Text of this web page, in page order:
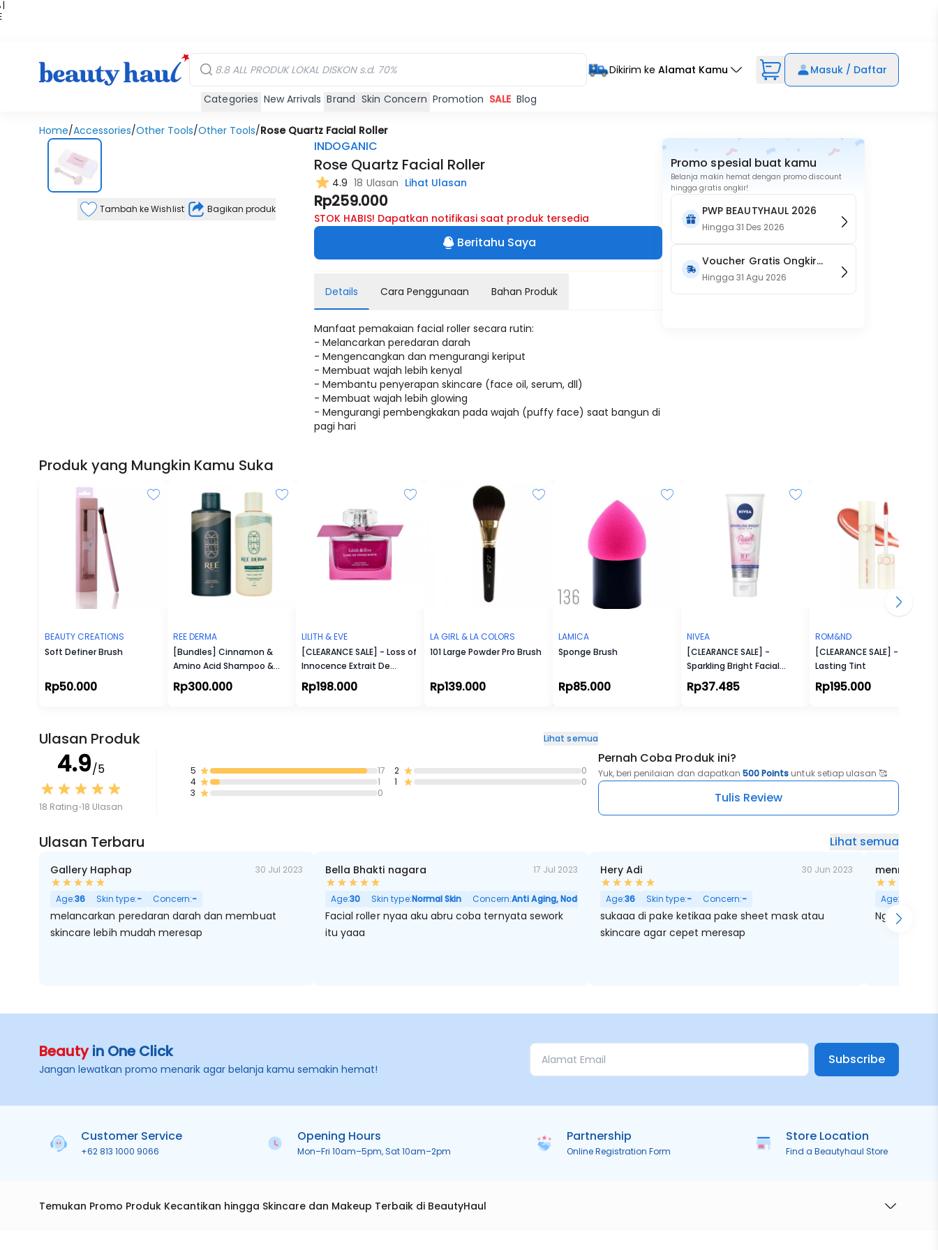
|
Dikirim ke Alamat Kamu Masuk / Daftar
Categories New Arrivals Brand Skin Concern Promotion SALE Blog
Home/Accessories/Other Tools/Other Tools/Rose Quartz Facial Roller
Tambah ke Wishlist Bagikan produk
INDOGANIC
Rose Quartz Facial Roller
4.9 18 Ulasan Lihat Ulasan
Rp259.000
STOK HABIS! Dapatkan notifikasi saat produk tersedia
Beritahu Saya
Details Cara Penggunaan Bahan Produk
Manfaat pemakaian facial roller secara rutin:
- Melancarkan peredaran darah
- Mengencangkan dan mengurangi keriput
- Membuat wajah lebih kenyal
- Membantu penyerapan skincare (face oil, serum, dll)
- Membuat wajah lebih glowing
- Mengurangi pembengkakan pada wajah (puffy face) saat bangun di
pagi hari
Promo spesial buat kamu
Belanja makin hemat dengan promo discount
hingga gratis ongkir!
PWP BEAUTYHAUL 2026
Hingga31 Des 2026
Voucher Gratis Ongkir
15RB (Only on Website)
Hingga31 Agu 2026
Produk yang Mungkin Kamu Suka
BEAUTY CREATIONS
Soft Definer Brush
Rp50.000
REE DERMA
[Bundles] Cinnamon &
Amino Acid Shampoo &
Conditioner 250ml
Rp300.000
LILITH & EVE
[CLEARANCE SALE] - Loss of
Innocence Extrait De
Parfum
Rp198.000
LA GIRL & LA COLORS
101 Large Powder Pro Brush
Rp139.000
LAMICA
Sponge Brush
Rp85.000
NIVEA
[CLEARANCE SALE] -
Sparkling Bright Facial
Foam
Rp37.485
ROM&ND
[CLEARANCE SALE] - Juicy
Lasting Tint
Rp195.000
Ulasan Produk Lihat semua
4.9/5
18 Rating 18 Ulasan
5
17
4
1
3
0
2
0
1
0
Pernah Coba Produk ini?
Yuk, beri penilaian dan dapatkan 500 Points untuk setiap ulasan 🥰
Tulis Review
Ulasan Terbaru Lihat semua
Gallery Haphap 30 Jul 2023
Age:36 Skin type:- Concern:-
melancarkan peredaran darah dan membuat
skincare lebih mudah meresap
Bella Bhakti nagara 17 Jul 2023
Age:30 Skin type:Normal Skin Concern:Anti Aging, Noda Hitam, Pori Besar
Facial roller nyaa aku abru coba ternyata sework
itu yaaa
Hery Adi 30 Jun 2023
Age:36 Skin type:- Concern:-
sukaaa di pake ketikaa pake sheet mask atau
skincare agar cepet meresap
mennie mey
Age:
Ngebatu
Beautyin One Click
Jangan lewatkan promo menarik agar belanja kamu semakin hemat!
Subscribe
Customer Service
+62 813 1000 9066
Opening Hours
Mon–Fri 10am–5pm, Sat 10am–2pm
Partnership
Online Registration Form
Store Location
Find a Beautyhaul Store
Temukan Promo Produk Kecantikan hingga Skincare dan Makeup Terbaik di BeautyHaul